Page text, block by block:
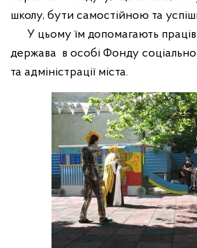
школу, бути самостійною та
У цьому їм допомагають
держава в особі Фонду
та адміністрації міста.